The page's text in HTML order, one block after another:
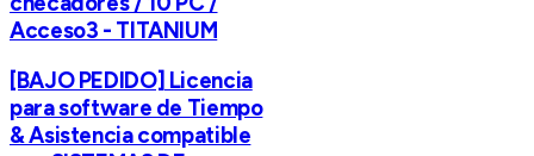
Acceso3 - TITANIUM
[BAJO PEDIDO] Licencia
para software de Tiempo
& Asistencia compatible